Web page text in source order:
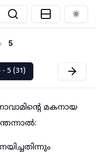
5
5 (31)
മകനായ